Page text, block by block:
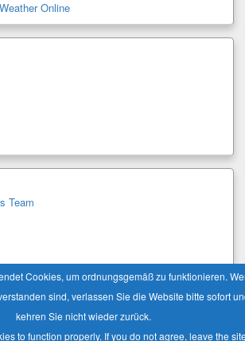
Online
Team
Modellbaukalender.info. Alle Rechte vorbehalten.
Cookies, um ordnungsgemäß zu funktionieren.
sind, verlassen Sie die Website bitte sofort
kehren Sie nicht wieder zurück.
to function properly. If you do not agree, leave the